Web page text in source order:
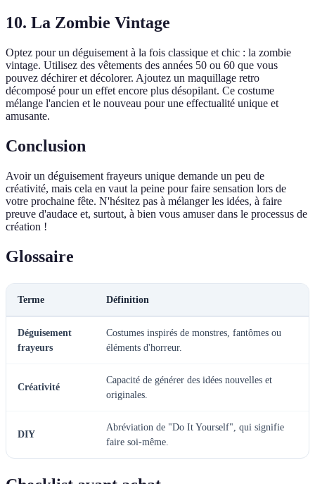
10. La Zombie Vintage
Optez pour un déguisement à la fois classique et chic : la zombie
vintage. Utilisez des vêtements des années 50 ou 60 que vous
pouvez déchirer et décolorer. Ajoutez un maquillage retro
décomposé pour un effet encore plus désopilant. Ce costume
mélange l'ancien et le nouveau pour une effectualité unique et
amusante.
Conclusion
Avoir un déguisement frayeurs unique demande un peu de
créativité, mais cela en vaut la peine pour faire sensation lors de
votre prochaine fête. N'hésitez pas à mélanger les idées, à faire
preuve d'audace et, surtout, à bien vous amuser dans le processus de
création !
Glossaire
Terme Définition
Déguisement
frayeurs
Costumes inspirés de monstres, fantômes ou
éléments d'horreur.
Créativité
Capacité de générer des idées nouvelles et
originales.
DIY
Abréviation de "Do It Yourself", qui signifie
faire soi-même.